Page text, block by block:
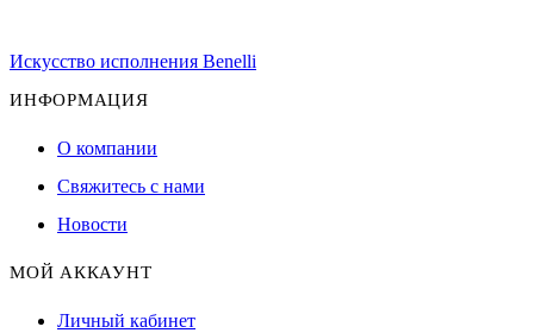
Искусство исполнения Benelli
ИНФОРМАЦИЯ
О компании
Свяжитесь с нами
Новости
МОЙ АККАУНТ
Личный кабинет